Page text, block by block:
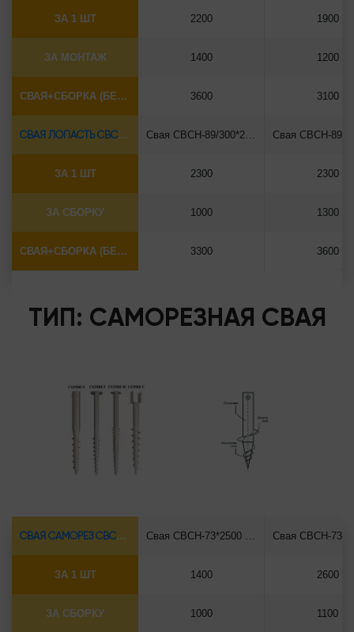
ЗА 1 ШТ
ЗА МОНТАЖ
СВАЯ+СБОРКА (БЕЗ ОГОЛОВКА)
2200
1400
3600
1900
1200
3100
СВАЯ ЛОПАСТЬ СВСН-Ø89*6.5
ЗА 1 ШТ
ЗА СБОРКУ
СВАЯ+СБОРКА (БЕЗ ОГОЛОВКА)
2300
1000
3300
2300
1300
3600
ТИП: САМОРЕЗНАЯ СВАЯ
СВАЯ САМОРЕЗ СВСН-Ø73*5.5
ЗА 1 ШТ
ЗА СБОРКУ
1400
1000
2600
1100